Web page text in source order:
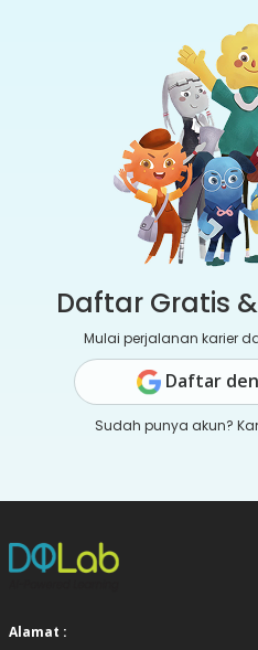
Daftar Gratis
Mulai perjalanan karier
Daftar
Sudah punya akun?
Alamat :